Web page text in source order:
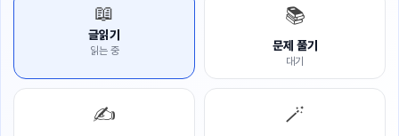
📖
글읽기
읽는 중
📚
문제 풀기
대기
✍️ 🪄